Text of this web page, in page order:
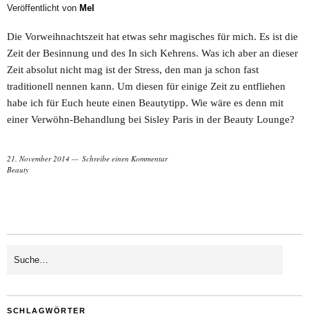
Veröffentlicht von Mel
Die Vorweihnachtszeit hat etwas sehr magisches für mich. Es ist die
Zeit der Besinnung und des In sich Kehrens. Was ich aber an dieser
Zeit absolut nicht mag ist der Stress, den man ja schon fast
traditionell nennen kann. Um diesen für einige Zeit zu entfliehen
habe ich für Euch heute einen Beautytipp. Wie wäre es denn mit
einer Verwöhn-Behandlung bei Sisley Paris in der Beauty Lounge?
21. November 2014
Schreibe einen Kommentar
Beauty
SCHLAGWÖRTER